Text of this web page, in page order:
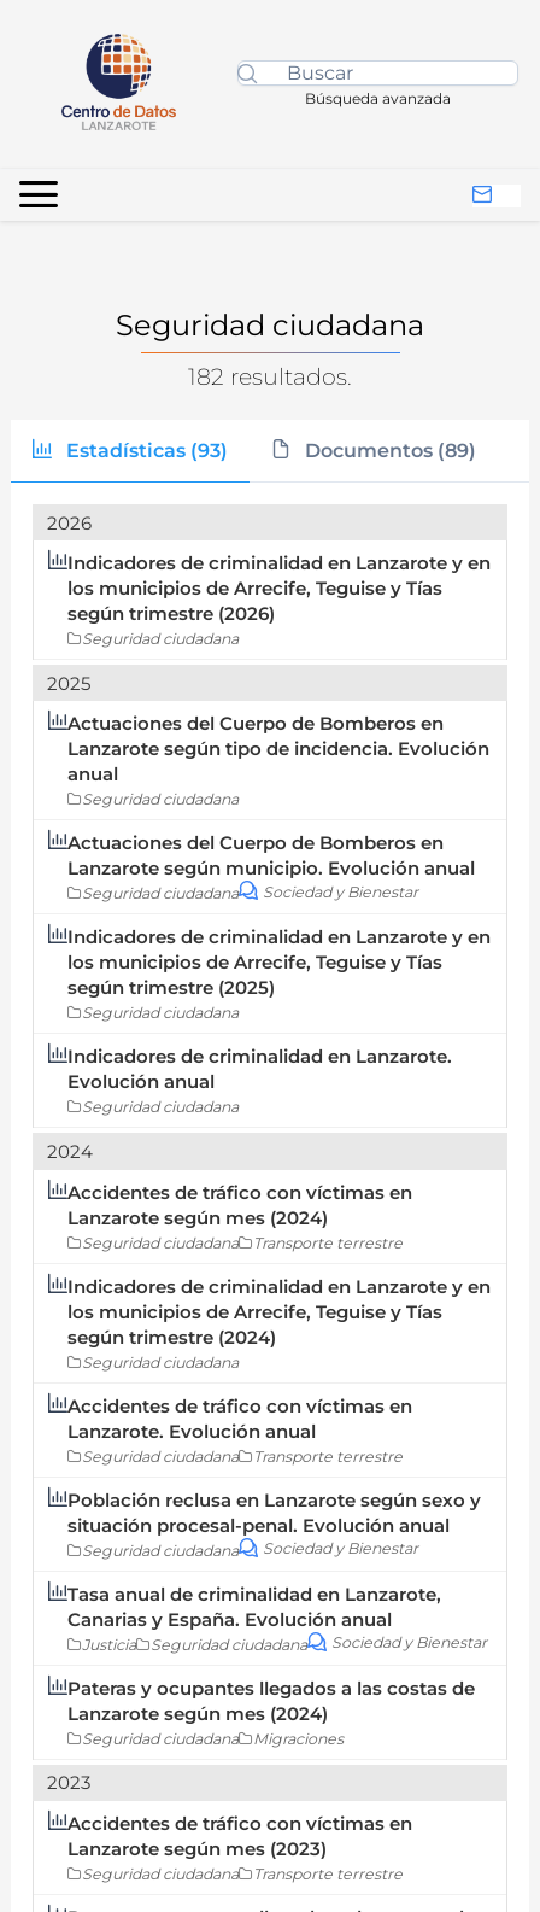
Búsqueda avanzada
Seguridad ciudadana
182 resultados.
Estadísticas (93) Documentos (89)
2026
Indicadores de criminalidad en Lanzarote y en
los municipios de Arrecife, Teguise y Tías
según trimestre (2026)
Seguridad ciudadana
2025
Actuaciones del Cuerpo de Bomberos en
Lanzarote según tipo de incidencia. Evolución
anual
Seguridad ciudadana
Actuaciones del Cuerpo de Bomberos en
Lanzarote según municipio. Evolución anual
Seguridad ciudadana Sociedad y Bienestar
Indicadores de criminalidad en Lanzarote y en
los municipios de Arrecife, Teguise y Tías
según trimestre (2025)
Seguridad ciudadana
Indicadores de criminalidad en Lanzarote.
Evolución anual
Seguridad ciudadana
2024
Accidentes de tráfico con víctimas en
Lanzarote según mes (2024)
Seguridad ciudadana Transporte terrestre
Indicadores de criminalidad en Lanzarote y en
los municipios de Arrecife, Teguise y Tías
según trimestre (2024)
Seguridad ciudadana
Accidentes de tráfico con víctimas en
Lanzarote. Evolución anual
Seguridad ciudadana Transporte terrestre
Población reclusa en Lanzarote según sexo y
situación procesal-penal. Evolución anual
Seguridad ciudadana Sociedad y Bienestar
Tasa anual de criminalidad en Lanzarote,
Canarias y España. Evolución anual
Justicia Seguridad ciudadana Sociedad y Bienestar
Pateras y ocupantes llegados a las costas de
Lanzarote según mes (2024)
Seguridad ciudadana Migraciones
2023
Accidentes de tráfico con víctimas en
Lanzarote según mes (2023)
Seguridad ciudadana Transporte terrestre